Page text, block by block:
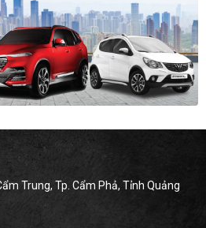
Trung, Tp. Cẩm Phả, Tỉnh Quảng